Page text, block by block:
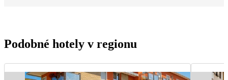
Podobné hotely v regionu